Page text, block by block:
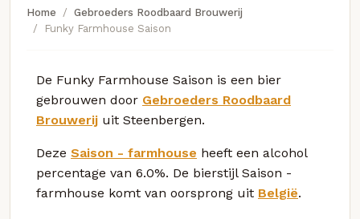
Home
Gebroeders Roodbaard Brouwerij
Funky Farmhouse Saison
De Funky Farmhouse Saison is een bier
gebrouwen door Gebroeders Roodbaard
Brouwerij uit Steenbergen.
Deze Saison - farmhouse heeft een alcohol
percentage van 6.0%. De bierstijl Saison -
farmhouse komt van oorsprong uit België.